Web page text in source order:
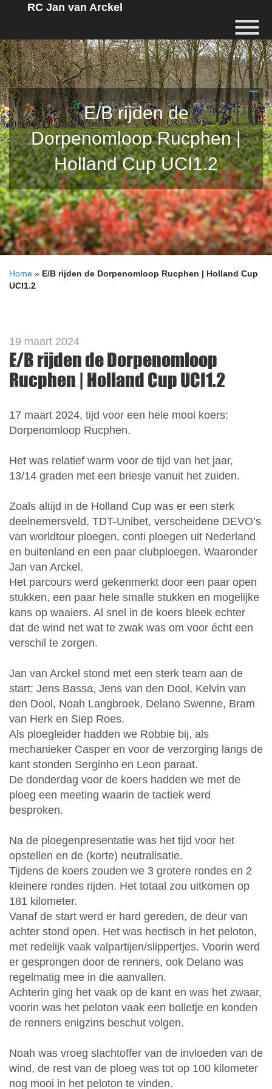
RC Jan van Arckel
E/B rijden de
Dorpenomloop Rucphen |
Holland Cup UCI1.2
Home » E/B rijden de Dorpenomloop Rucphen | Holland Cup
UCI1.2
19 maart 2024
E/B rijden de Dorpenomloop
Rucphen | Holland Cup UCI1.2
17 maart 2024, tijd voor een hele mooi koers:
Dorpenomloop Rucphen.
Het was relatief warm voor de tijd van het jaar,
13/14 graden met een briesje vanuit het zuiden.
Zoals altijd in de Holland Cup was er een sterk
deelnemersveld, TDT-Unibet, verscheidene DEVO’s
van worldtour ploegen, conti ploegen uit Nederland
en buitenland en een paar clubploegen. Waaronder
Jan van Arckel.
Het parcours werd gekenmerkt door een paar open
stukken, een paar hele smalle stukken en mogelijke
kans op waaiers. Al snel in de koers bleek echter
dat de wind net wat te zwak was om voor écht een
verschil te zorgen.
Jan van Arckel stond met een sterk team aan de
start: Jens Bassa, Jens van den Dool, Kelvin van
den Dool, Noah Langbroek, Delano Swenne, Bram
van Herk en Siep Roes.
Als ploegleider hadden we Robbie bij, als
mechanieker Casper en voor de verzorging langs de
kant stonden Serginho en Leon paraat.
De donderdag voor de koers hadden we met de
ploeg een meeting waarin de tactiek werd
besproken.
Na de ploegenpresentatie was het tijd voor het
opstellen en de (korte) neutralisatie.
Tijdens de koers zouden we 3 grotere rondes en 2
kleinere rondes rijden. Het totaal zou uitkomen op
181 kilometer.
Vanaf de start werd er hard gereden, de deur van
achter stond open. Het was hectisch in het peloton,
met redelijk vaak valpartijen/slippertjes. Voorin werd
er gesprongen door de renners, ook Delano was
regelmatig mee in die aanvallen.
Achterin ging het vaak op de kant en was het zwaar,
voorin was het peloton vaak een bolletje en konden
de renners enigzins beschut volgen.
Noah was vroeg slachtoffer van de invloeden van de
wind, de rest van de ploeg was tot op 100 kilometer
nog mooi in het peloton te vinden.